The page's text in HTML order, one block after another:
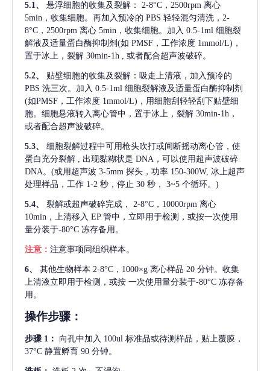
5.1、 悬浮细胞的收集及裂解：
2-8°C，2500rpm 离心
5min，收集细胞。再加入预冷的 PBS 轻轻混匀清洗，2-
8°C，2500rpm 离心 5min，收集细胞。加入 0.5-1ml 细胞裂
解液及适量蛋白酶抑制剂(如 PMSF，工作浓度 1mmol/L)，
置于冰上，裂解 30min-1h , 或者配合超声波破碎。
5.2、
贴壁细胞的收集及裂解：吸走上清液，加入预冷的
PBS 洗三次。加入 0.5-1ml 细胞裂解液及适量蛋白酶抑制剂
(如PMSF，工作浓度 1mmol/L)，用细胞刮轻轻刮下贴壁细
胞。细胞悬液转入离心管中，置于冰上，裂解 30min-1h，
或者配合超声波破碎。
5.3、
细胞裂解过程中可用枪头吹打或间断摇动离心管，使
蛋白充分裂解 , 出现黏糊状是 DNA，可以使用超声波破碎
DNA。(或用超声波 3-5mm 探头，功率 150-300W, 冰上超声
处理样品，工作 1-2 秒，停止 30 秒， 3~5 个循环。)
5.4、 裂解或超声破碎完成，
2-8°C，10000rpm 离心
10min，上清移入 EP 管中，立即用于检测，或按一次使用
量分装于-80°C 冻存备用。
注意： 注意事项同组织样本。
6、 其他生物样本 2-8°C，1000×g 离心样品 20 分钟。收集
上清液立即用于检测，或按 一次使用量分装于-80°C 冻存备
用。
操作步骤：
步骤 1： 向孔中加入 100ul 标准品或待测样品，贴上覆膜，
37°C 静置孵育 90 分钟。